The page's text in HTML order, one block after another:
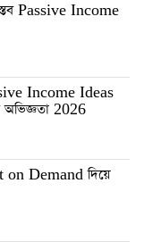
Passive Income
Income Ideas
2026
on Demand দিয়ে